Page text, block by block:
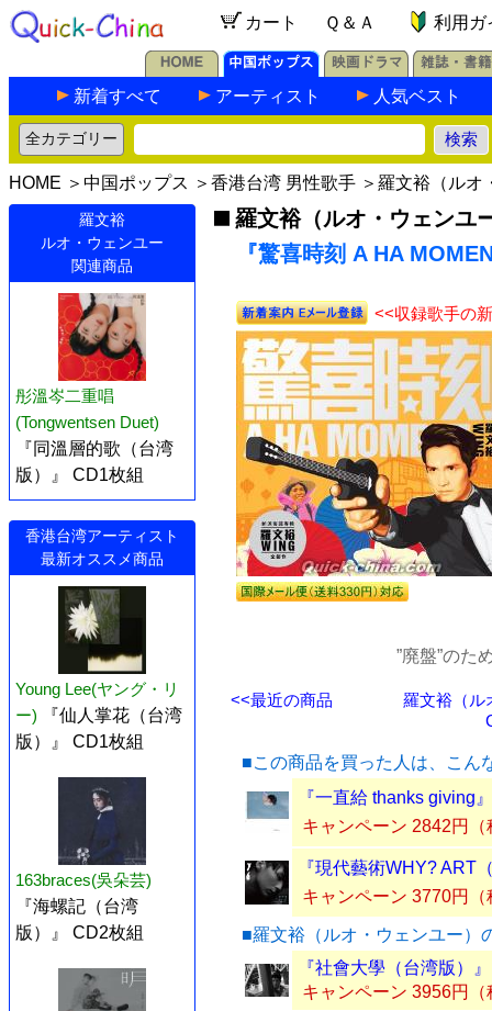
カート Ｑ＆Ａ 利用ガ
新着すべて アーティスト 人気ベスト
HOME ＞ 中国ポップス ＞ 香港台湾 男性歌手 ＞ 羅文裕（ルオ
羅文裕
ルオ・ウェンユー
関連商品
彤溫岑二重唱
(Tongwentsen Duet)
『同溫層的歌（台湾
版）』 CD1枚組
香港台湾アーティスト
最新オススメ商品
Young Lee(ヤング・リ
ー)
『仙人掌花（台湾
版）』 CD1枚組
163braces(吳朵芸)
『海螺記（台湾
版）』 CD2枚組
羅文裕（ルオ・ウェンユ
『驚喜時刻 A HA
<<収録歌手の
”廃盤”のた
<<最近の商品
羅文裕（ル
■この商品を買った人は、こん
『一直給 thanks giving
キャンペーン 2842円（
『現代藝術WHY? ART
キャンペーン 3770円（
■羅文裕（ルオ・ウェンユー）
『社會大學（台湾版）
キャンペーン 3956円（